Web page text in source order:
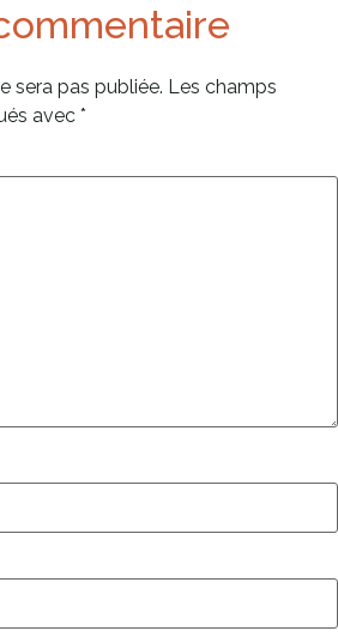
sera pas publiée. Les champs
avec *